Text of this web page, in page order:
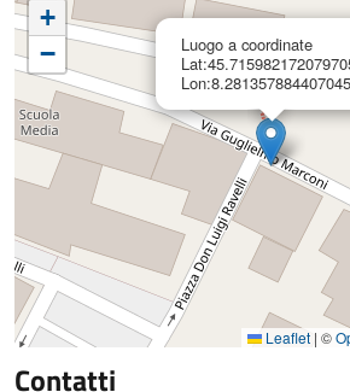
Luogo a coordinate
Lon:8.281357884407045
+
−
Leaflet | ©
Contatti